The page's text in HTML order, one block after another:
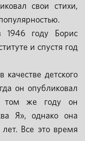
свои стихи,
году Борис
и спустя год
детского
он опубликовал
В том же году он
Я», однако она
Все это время